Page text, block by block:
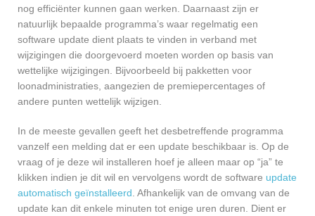
nog efficiënter kunnen gaan werken. Daarnaast zijn er
natuurlijk bepaalde programma’s waar regelmatig een
software update dient plaats te vinden in verband met
wijzigingen die doorgevoerd moeten worden op basis van
wettelijke wijzigingen. Bijvoorbeeld bij pakketten voor
loonadministraties, aangezien de premiepercentages of
andere punten wettelijk wijzigen.
In de meeste gevallen geeft het desbetreffende programma
vanzelf een melding dat er een update beschikbaar is. Op de
vraag of je deze wil installeren hoef je alleen maar op “ja” te
klikken indien je dit wil en vervolgens wordt de software update
automatisch geïnstalleerd. Afhankelijk van de omvang van de
update kan dit enkele minuten tot enige uren duren. Dient er